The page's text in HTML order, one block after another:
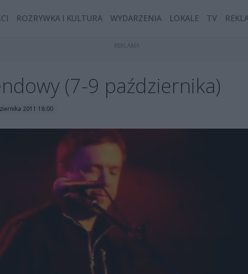
ROZRYWKA I KULTURA WYDARZENIA LOKALE TV
(7-9 października)
2011 18:00